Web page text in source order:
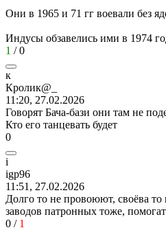
Они в 1965 и 71 гг воевали без
Индусы обзавелись ими в 1974
1 /0
к
Кролик@_
11:20, 27.02.2026
Говорят Бача-бази они там не
Кто его танцевать будет
0
i
igp96
11:51, 27.02.2026
Долго то не провоюют, своёва
заводов патронных тоже,
0 / 1